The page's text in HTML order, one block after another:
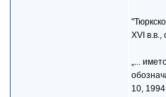
ХVI в.в.,
„...
10, 1994